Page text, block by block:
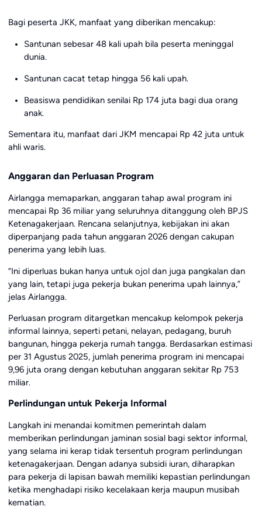
Bagi peserta JKK, manfaat yang diberikan mencakup:
Santunan sebesar 48 kali upah bila peserta meninggal
dunia.
Santunan cacat tetap hingga 56 kali upah.
Beasiswa pendidikan senilai Rp 174 juta bagi dua orang
anak.
Sementara itu, manfaat dari JKM mencapai Rp 42 juta untuk
ahli waris.
Anggaran dan Perluasan Program
Airlangga memaparkan, anggaran tahap awal program ini
mencapai Rp 36 miliar yang seluruhnya ditanggung oleh BPJS
Ketenagakerjaan. Rencana selanjutnya, kebijakan ini akan
diperpanjang pada tahun anggaran 2026 dengan cakupan
penerima yang lebih luas.
“Ini diperluas bukan hanya untuk ojol dan juga pangkalan dan
yang lain, tetapi juga pekerja bukan penerima upah lainnya,”
jelas Airlangga.
Perluasan program ditargetkan mencakup kelompok pekerja
informal lainnya, seperti petani, nelayan, pedagang, buruh
bangunan, hingga pekerja rumah tangga. Berdasarkan estimasi
per 31 Agustus 2025, jumlah penerima program ini mencapai
9,96 juta orang dengan kebutuhan anggaran sekitar Rp 753
miliar.
Perlindungan untuk Pekerja Informal
Langkah ini menandai komitmen pemerintah dalam
memberikan perlindungan jaminan sosial bagi sektor informal,
yang selama ini kerap tidak tersentuh program perlindungan
ketenagakerjaan. Dengan adanya subsidi iuran, diharapkan
para pekerja di lapisan bawah memiliki kepastian perlindungan
ketika menghadapi risiko kecelakaan kerja maupun musibah
kematian.